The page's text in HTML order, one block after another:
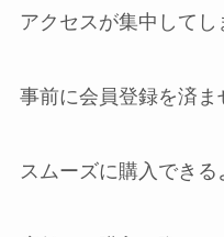
アクセスが集中してし
事前に会員登録を済ま
スムーズに購入できる